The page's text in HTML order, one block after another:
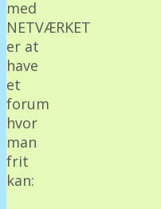
med
NETVÆRKET
er at
have
et
forum
hvor
man
frit
kan: